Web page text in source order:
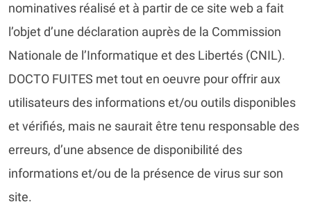
nominatives réalisé et à partir de ce site web a fait
l’objet d’une déclaration auprès de la Commission
Nationale de l’Informatique et des Libertés (CNIL).
DOCTO FUITES met tout en oeuvre pour offrir aux
utilisateurs des informations et/ou outils disponibles
et vérifiés, mais ne saurait être tenu responsable des
erreurs, d’une absence de disponibilité des
informations et/ou de la présence de virus sur son
site.